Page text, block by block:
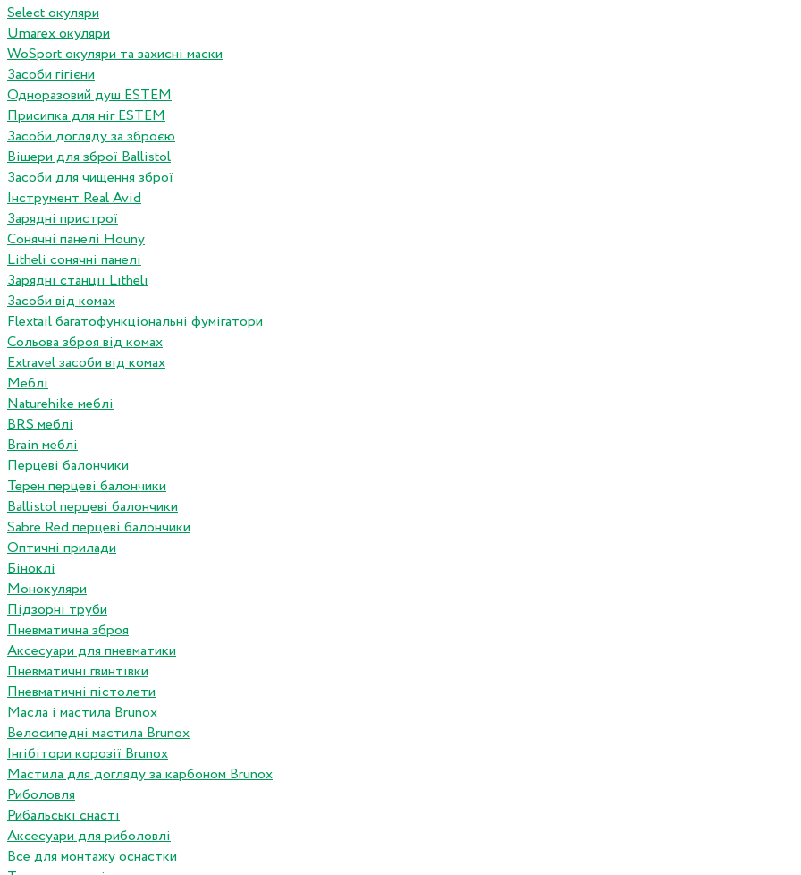
Select окуляри
Umarex окуляри
WoSport окуляри та захисні маски
Засоби гігієни
Одноразовий душ ESTEM
Присипка для ніг ESTEM
Засоби догляду за зброєю
Вішери для зброї Ballistol
Засоби для чищення зброї
Інструмент Real Avid
Зарядні пристрої
Сонячні панелі Houny
Litheli сонячні панелі
Зарядні станції Litheli
Засоби від комах
Flextail багатофункціональні фумігатори
Сольова зброя від комах
Extravel засоби від комах
Меблі
Naturehike меблі
BRS меблі
Brain меблі
Перцеві балончики
Терен перцеві балончики
Ballistol перцеві балончики
Sabre Red перцеві балончики
Оптичні прилади
Біноклі
Монокуляри
Підзорні труби
Пневматична зброя
Аксесуари для пневматики
Пневматичні гвинтівки
Пневматичні пістолети
Масла і мастила Brunox
Велосипедні мастила Brunox
Інгібітори корозії Brunox
Мастила для догляду за карбоном Brunox
Риболовля
Рибальські снасті
Аксесуари для риболовлі
Все для монтажу оснастки